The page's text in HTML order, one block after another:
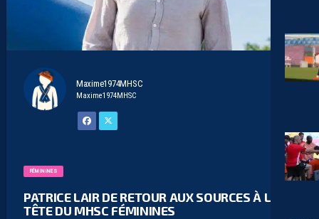
Maxime1974MHSC
Maxime1974MHSC
FÉMININES
PATRICE LAIR DE RETOUR AUX SOURCES À LA
TÊTE DU MHSC FÉMININES